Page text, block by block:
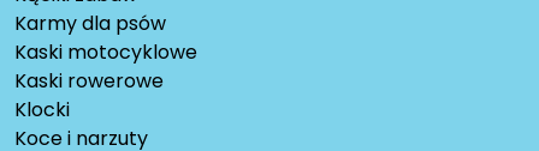
Karmy dla psów
Kaski motocyklowe
Kaski rowerowe
Klocki
Koce i narzuty